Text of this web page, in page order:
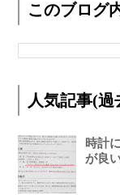
このブログ
人気記事(過
時計
が良